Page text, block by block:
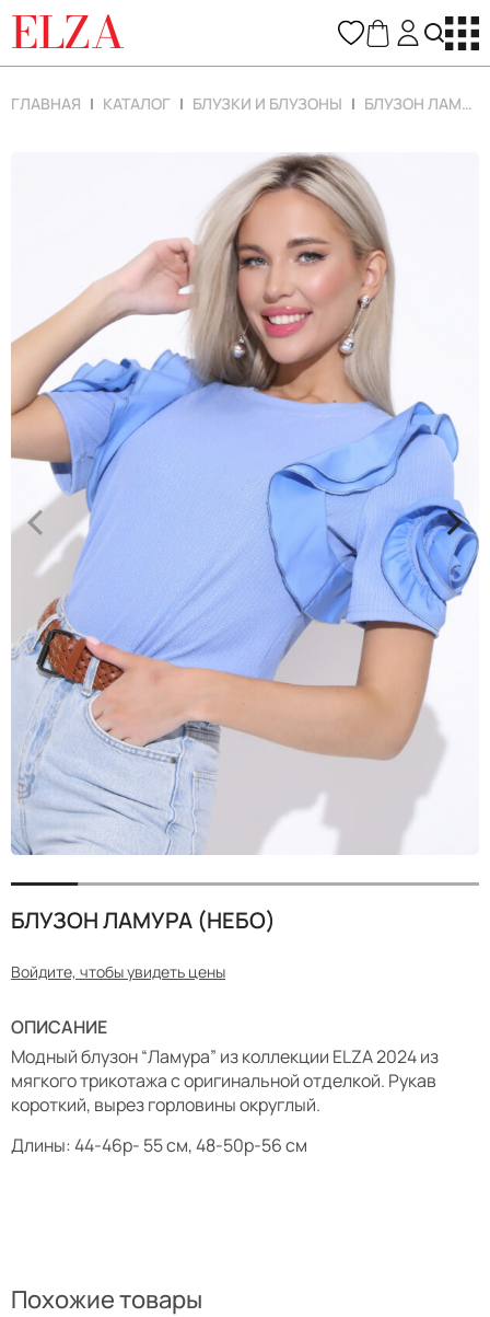
ELZA
ГЛАВНАЯ КАТАЛОГ БЛУЗКИ И БЛУЗОНЫ БЛУЗОН ЛАМУРА (НЕБО)
< >
БЛУЗОН ЛАМУРА (НЕБО)
Войдите, чтобы увидеть цены
ОПИСАНИЕ
Модный блузон “Ламура” из коллекции ELZA 2024 из
мягкого трикотажа с оригинальной отделкой. Рукав
короткий, вырез горловины округлый.
Длины: 44-46р- 55 см, 48-50р-56 см
Похожие товары